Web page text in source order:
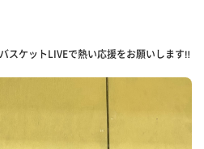
スケットLIVEで熱い応援をお願いします‼️